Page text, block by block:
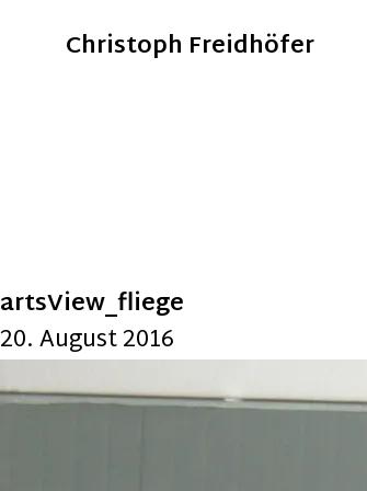
Christoph Freidhöfer
artsView_fliege
20. August 2016